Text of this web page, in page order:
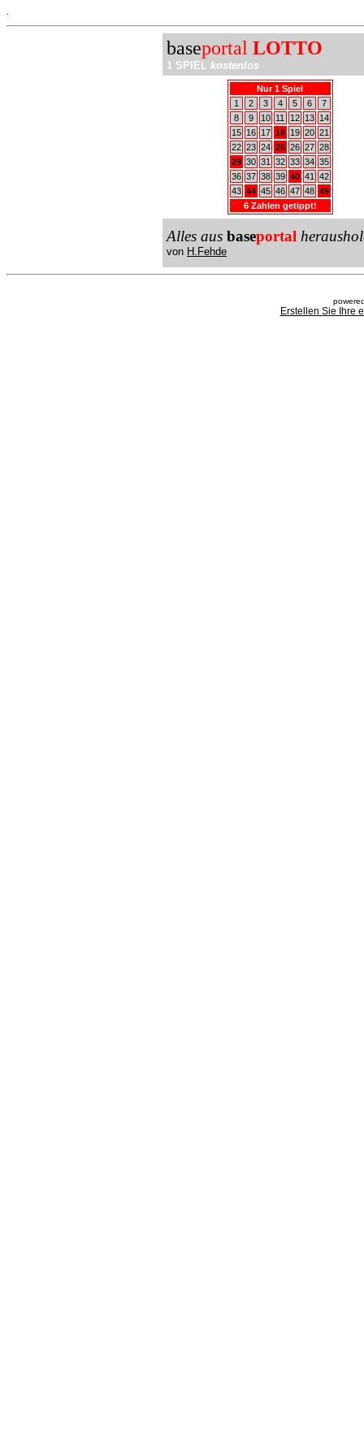
baseportal LOTTO
1 SPIEL kostenlos
Nur 1 Spiel
1
2 3 4 5 6
7
8
9 10 11 12 13
14
15
16 17 18 19 20 21
22 23 24 25 26 27 28
29 30 31 32 33 34 35
36 37 38 39 40 41
42
43 44 45 46 47 48 49
6 Zahlen getippt!
Alles aus baseportal
von H.Fehde
Erstellen Sie Ihre